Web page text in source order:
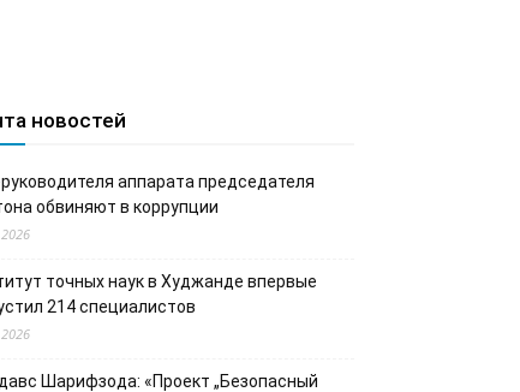
новостей
аппарата председателя
обвиняют в коррупции
точных наук в Худжанде впервые
214 специалистов
Шарифзода: «Проект „Безопасный